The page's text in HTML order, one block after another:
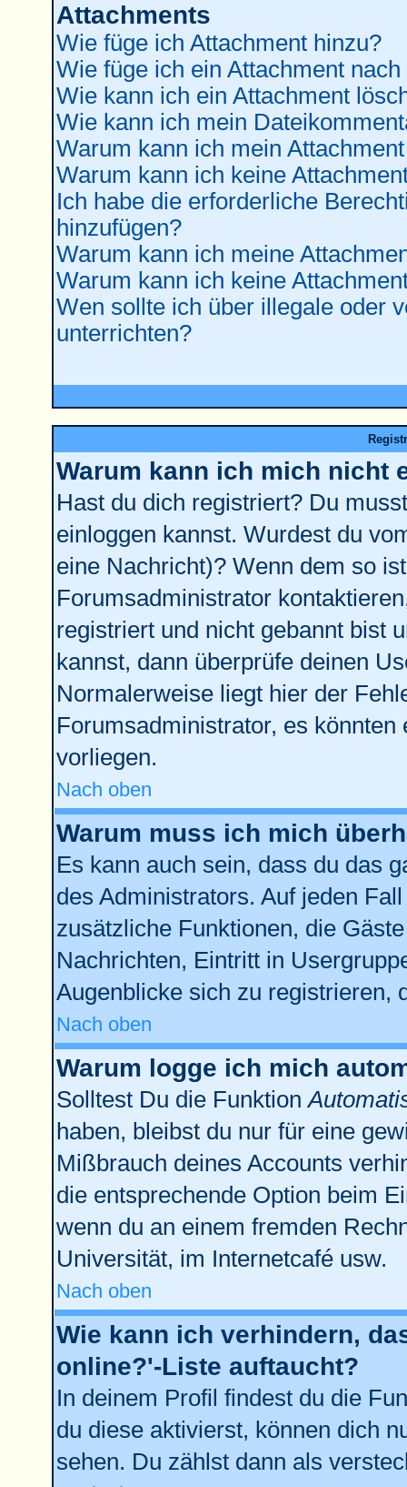
Attachments
Wie füge ich Attachment hinzu?
Wie füge ich ein Attachment
Wie kann ich ein Attachment
Wie kann ich mein
Warum kann ich mein
Warum kann ich keine
Ich habe die erforderliche
hinzufügen?
Warum kann ich meine
Warum kann ich keine
Wen sollte ich über illegale oder
unterrichten?
Warum kann ich mich nicht
Hast du dich registriert? Du
einloggen kannst. Wurdest du
eine Nachricht)? Wenn dem so
Forumsadministrator
registriert und nicht gebannt bist
kannst, dann überprüfe deinen
Normalerweise liegt hier der
Forumsadministrator, es
vorliegen.
Nach oben
Warum muss ich mich
Es kann auch sein, dass du das
des Administrators. Auf jeden
zusätzliche Funktionen, die
Nachrichten, Eintritt in
Augenblicke sich zu registrieren,
Nach oben
Warum logge ich mich
Solltest Du die Funktion
haben, bleibst du nur für eine
Mißbrauch deines Accounts
die entsprechende Option beim
wenn du an einem fremden
Universität, im Internetcafé usw.
Nach oben
Wie kann ich verhindern,
online?'-Liste auftaucht?
In deinem Profil findest du die
du diese aktivierst, können dich
sehen. Du zählst dann als